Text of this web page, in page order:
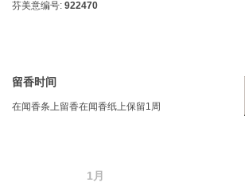
芬美意编号: 922470
留香时间
在闻香条上留香在闻香纸上保留1周
1月